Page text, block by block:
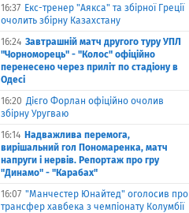
16:37 Екс-тренер "Аякса" та збірної Греції
очолить збірну Казахстану
16:24 Завтрашній матч другого туру УПЛ
"Чорноморець" - "Колос" офіційно
перенесено через приліт по стадіону в
Одесі
16:20 Дієго Форлан офіційно очолив
збірну Уругваю
16:14 Надважлива перемога,
вирішальний гол Пономаренка, матч
напруги і нервів. Репортаж про гру
"Динамо" - "Карабах"
16:07 "Манчестер Юнайтед" оголосив про
трансфер хавбека з чемпіонату Колумбії